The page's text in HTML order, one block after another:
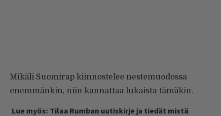
Mikäli Suomirap kiinnostelee nestemuodossa
enemmänkin, niin kannattaa lukaista tämäkin.
Lue myös: Tilaa Rumban uutiskirje ja tiedät mistä